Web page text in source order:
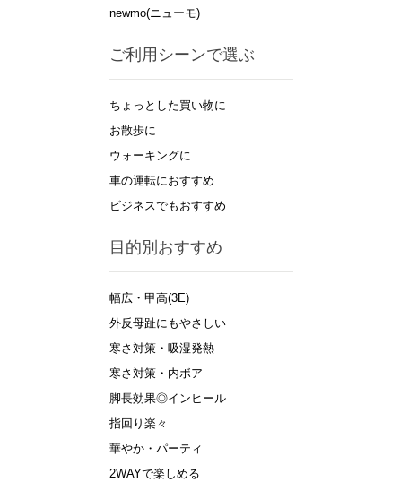
newmo(ニューモ)
ご利用シーンで選ぶ
ちょっとした買い物に
お散歩に
ウォーキングに
車の運転におすすめ
ビジネスでもおすすめ
目的別おすすめ
幅広・甲高(3E)
外反母趾にもやさしい
寒さ対策・吸湿発熱
寒さ対策・内ボア
脚長効果◎インヒール
指回り楽々
華やか・パーティ
2WAYで楽しめる